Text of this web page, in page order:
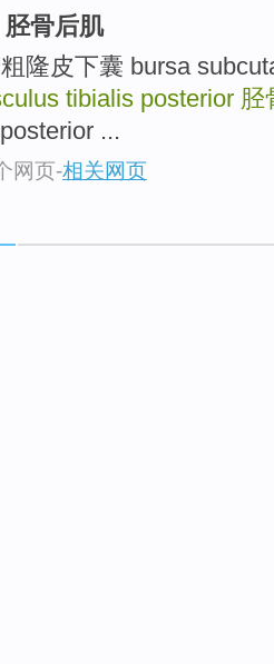
胫骨后肌
隆皮下囊 bursa
tibialis posterior 胫
...
网页-相关网页